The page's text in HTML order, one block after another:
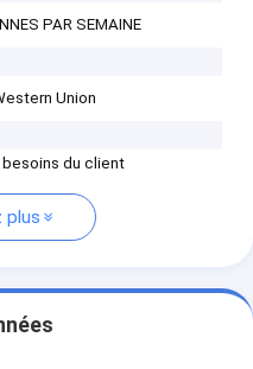
PAR SEMAINE
Union
du client
plus